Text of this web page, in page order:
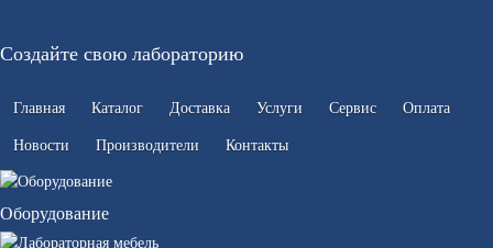
Создайте свою лабораторию
Главная Каталог Доставка Услуги Сервис Оплата
Новости Производители Контакты
Оборудование